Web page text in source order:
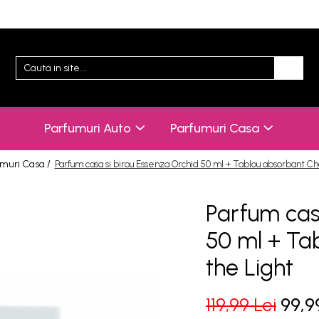
Parfumuri Auto Parfumuri Casa
Casa / Parfum casa si birou Essenza Orchid 50 ml + Tablou absorbant
Parfum
50 ml +
the Light
119,99 Lei